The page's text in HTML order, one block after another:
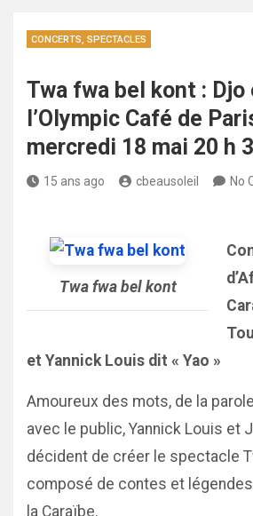
CONCERTS, SPECTACLES
Twa fwa bel kont : Djo
l’Olympic Café de
mercredi 18 mai 20 h
15 ans ago cbeausoleil No
Twa fwa bel kont
et Yannick Louis dit « Yao »
Amoureux des mots, de la
avec le public, Yannick Louis et
décident de créer le spectacle
composé de contes et légendes
la Caraïbe.